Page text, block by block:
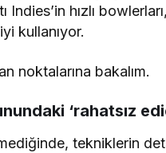
Indies’in hızlı
kullanıyor.
noktalarına bakalım.
‘rahatsız
tekniklerin